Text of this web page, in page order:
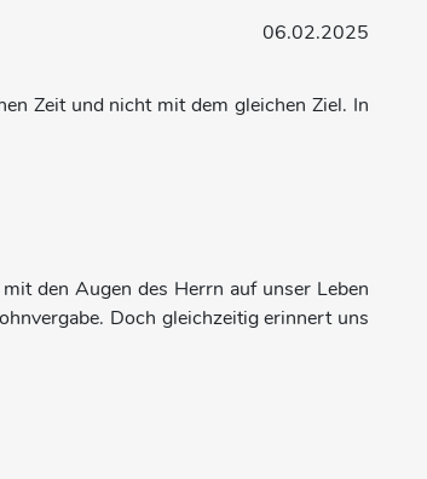
06.02.2025
Zeit und nicht mit dem gleichen Ziel. In
den Augen des Herrn auf unser Leben
Doch gleichzeitig erinnert uns